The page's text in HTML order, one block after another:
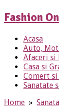
Fashion
Acasa
Auto,
Afaceri si
Casa si
Comert si
Sanatate
Home »